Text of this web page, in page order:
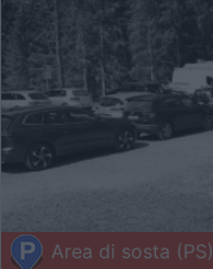
Area di sosta (PS)